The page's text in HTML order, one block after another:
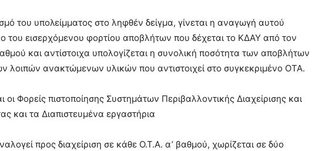
του υπολείμματος στο ληφθέν δείγμα, γίνεται η αναγωγή αυτού
του εισερχόμενου φορτίου αποβλήτων που δέχεται το ΚΔΑΥ από τον
και αντίστοιχα υπολογίζεται η συνολική ποσότητα των αποβλήτων
λοιπών ανακτώμενων υλικών που αντιστοιχεί στο συγκεκριμένο ΟΤΑ.
οι Φορείς πιστοποίησης Συστημάτων Περιβαλλοντικής Διαχείρισης και
και τα Διαπιστευμένα εργαστήρια
προς διαχείριση σε κάθε Ο.Τ.Α. α’ βαθμού, χωρίζεται σε δύο